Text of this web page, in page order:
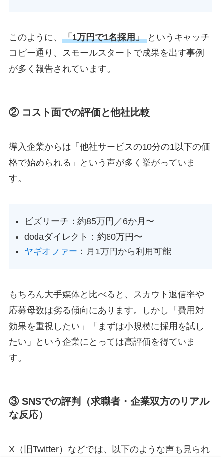
このように、 「1万円で1名採用」 というキャッチ
コピー通り、スモールスタートで成果を出す事例
が多く報告されています。
② コスト面での評価と他社比較
導入企業からは「他社サービスの10分の1以下の価
格で始められる」という声が多く挙がっていま
す。
ビズリーチ：約85万円／6か月〜
dodaダイレクト：約80万円〜
ヤギオファー ：月1万円から利用可能
もちろん大手媒体と比べると、スカウト返信率や
応募母数は劣る傾向にあります。しかし「費用対
効果を重視したい」「まずは小規模に採用を試し
たい」という企業にとっては高評価を得ていま
す。
③ SNSでの評判（求職者・企業双方のリアル
な反応）
X（旧Twitter）などでは、以下のような声も見られ